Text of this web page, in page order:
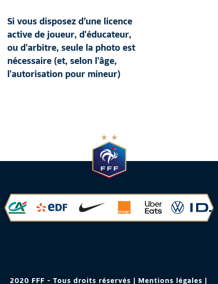
Si vous disposez d’une licence
active de joueur, d'éducateur,
ou d'arbitre, seule la photo est
nécessaire (et, selon l'âge,
l'autorisation pour mineur)
2020 FFF - Tous droits réservés | Mentions légales